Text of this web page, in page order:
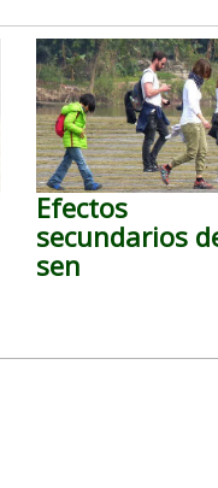
Efectos
secundarios
sen